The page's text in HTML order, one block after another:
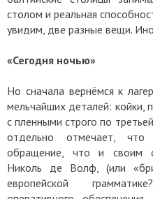
столом и реальная
увидим, две разные вещи.
«Сегодня ночью»
Но сначала вернёмся к
мельчайших деталей: койки,
с пленными строго по
отдельно отмечает,
обращение, что и своим
Николь де Волф, (или
европейской